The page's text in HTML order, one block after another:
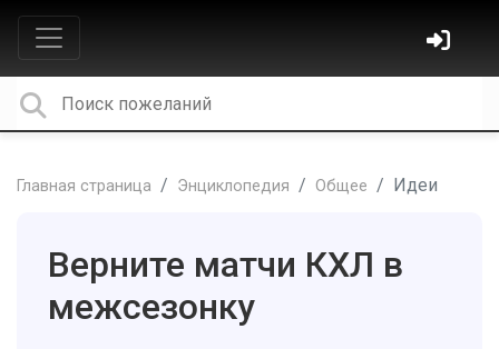
Главная страница Энциклопедия Общее Идеи
Верните матчи КХЛ в
межсезонку